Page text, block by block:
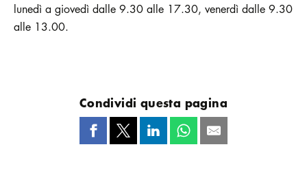
lunedì a giovedì dalle 9.30 alle 17.30, venerdì dalle 9.30
alle 13.00.
Condividi questa pagina